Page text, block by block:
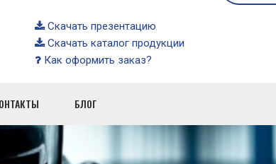
Скачать презентацию
Скачать каталог продукции
Как оформить заказ?
БЛОГ